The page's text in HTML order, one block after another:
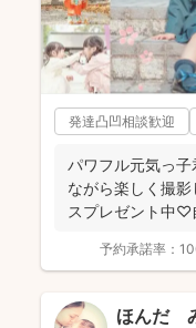
発達凸凹相談歓迎
パワフル元気っ
ながら楽しく撮
スプレゼント中♡
予約承諾率：
ほんだ